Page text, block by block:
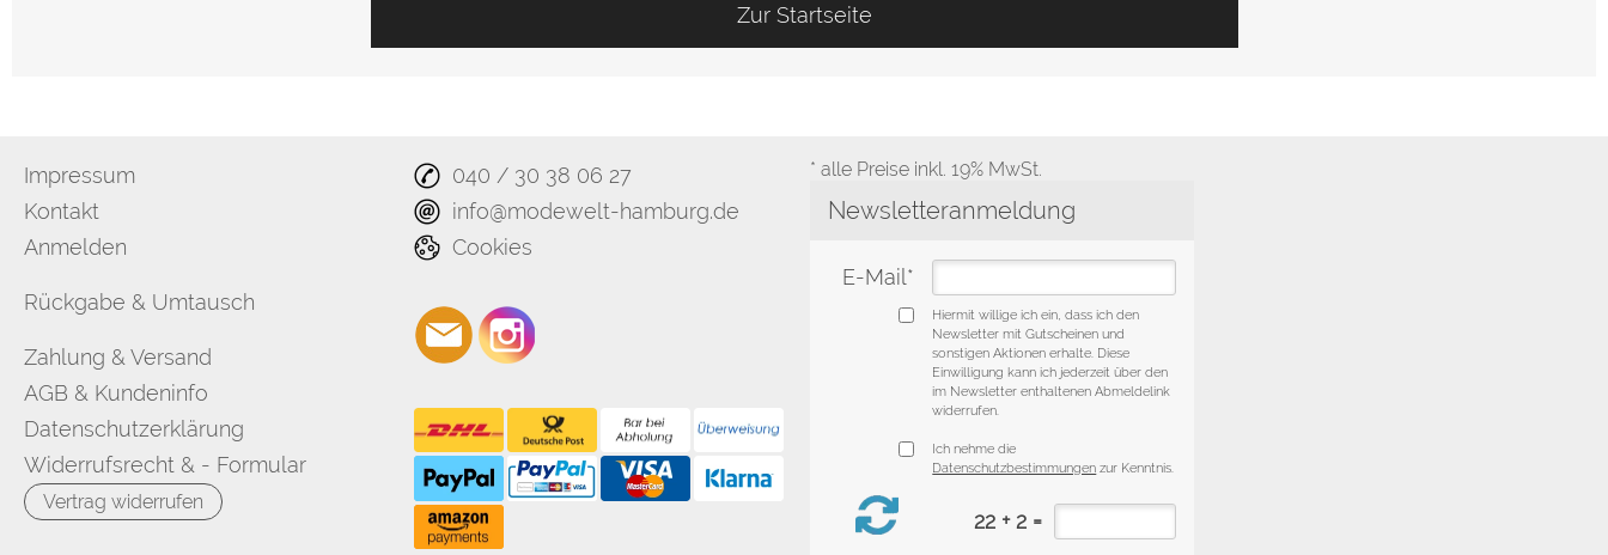
Zur Startseite
Impressum
Kontakt
Anmelden
Rückgabe & Umtausch
Zahlung & Versand
AGB & Kundeninfo
Datenschutzerklärung
Widerrufsrecht & - Formular
Vertrag widerrufen
040 / 30 38 06 27
info@modewelt-hamburg.de
Cookies
* alle Preise inkl. 19% MwSt.